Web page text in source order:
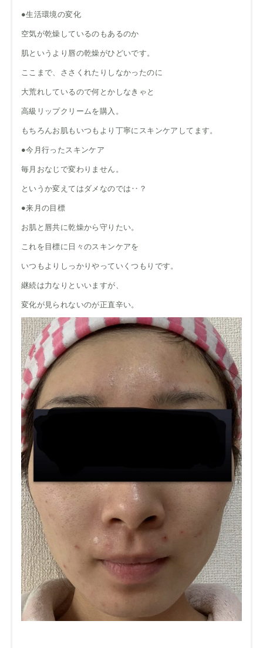
●生活環境の変化
空気が乾燥しているのもあるのか
肌というより唇の乾燥がひどいです。
ここまで、ささくれたりしなかったのに
大荒れしているので何とかしなきゃと
高級リップクリームを購入。
もちろんお肌もいつもより丁寧にスキンケアしてます。
●今月行ったスキンケア
毎月おなじで変わりません。
というか変えてはダメなのでは‥？
●来月の目標
お肌と唇共に乾燥から守りたい。
これを目標に日々のスキンケアを
いつもよりしっかりやっていくつもりです。
継続は力なりといいますが、
変化が見られないのが正直辛い。